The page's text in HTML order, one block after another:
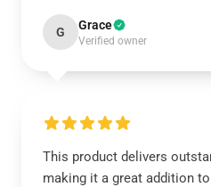
G Grace
Verified owner
This product delivers
making it a great addition